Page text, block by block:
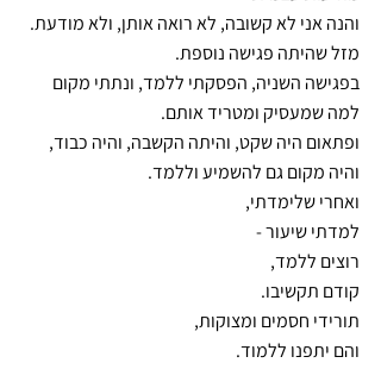
והנה אני לא קשובה, לא רואה אותן, ולא מודעת.
מזל שהיתה פגישה נוספת.
בפגישה השניה, הפסקתי ללמד, ונתתי מקום
למה שמעסיק ומטריד אותם.
ופתאום היה שקט, והיתה הקשבה, והיה כבוד,
והיה מקום גם להשמיע וללמד.
ואחרי שלימדתי,
למדתי שיעור -
רוצים ללמד,
קודם תקשיבו.
תורידי חסמים ומצוקות,
והם יתפנו ללמוד.